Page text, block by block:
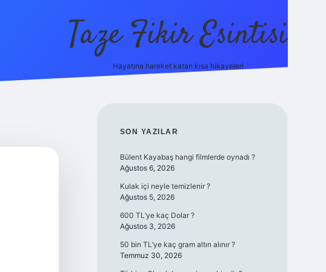
Taze Fikir Esintisi
Hayatına hareket katan kısa hikayeler!
SIDEBAR
SON YAZILAR
Bülent Kayabaş hangi filmlerde oynadı ?
Ağustos 6, 2026
Kulak içi neyle temizlenir ?
Ağustos 5, 2026
600 TL’ye kaç Dolar ?
Ağustos 3, 2026
50 bin TL’ye kaç gram altın alınır ?
Temmuz 30, 2026